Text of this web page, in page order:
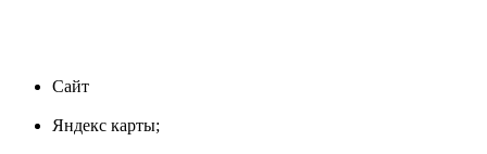
Сайт
Яндекс карты;